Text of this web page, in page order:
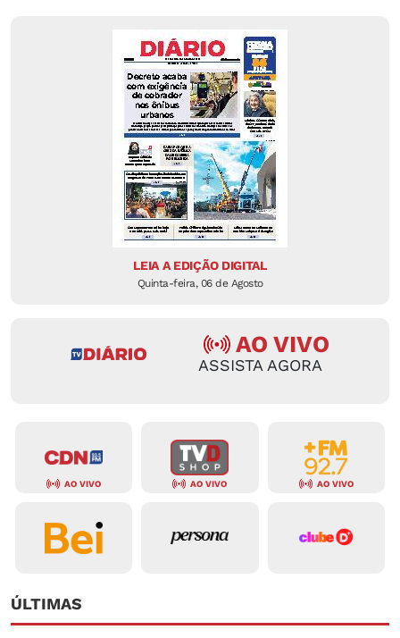
LEIA A EDIÇÃO DIGITAL
Quinta-feira, 06 de Agosto
AO VIVO
ASSISTA AGORA
AO VIVO AO VIVO AO VIVO
ÚLTIMAS